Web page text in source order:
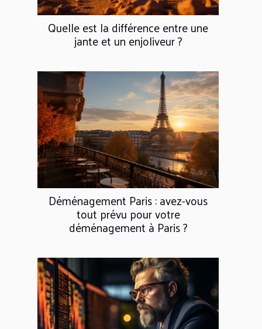
Quelle est la différence entre une
jante et un enjoliveur ?
Déménagement Paris : avez-vous
tout prévu pour votre
déménagement à Paris ?